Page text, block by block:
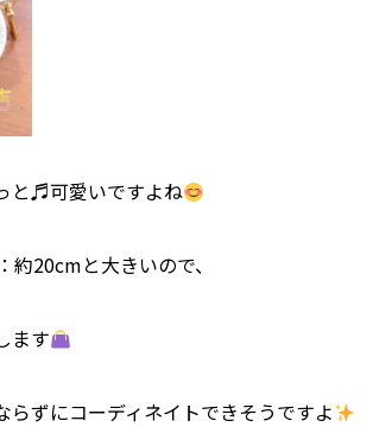
と♬可愛いですよね
20cmと大きいので、
ます
ずにコーディネイトできそうですよ